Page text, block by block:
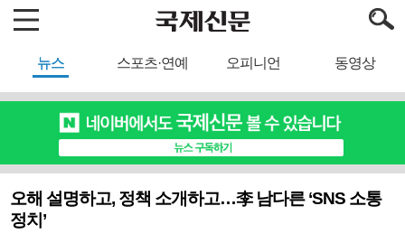
뉴스 스포츠·연예 오피니언 동영상
오해 설명하고, 정책 소개하고…李 남다른 ‘SNS 소통
정치’